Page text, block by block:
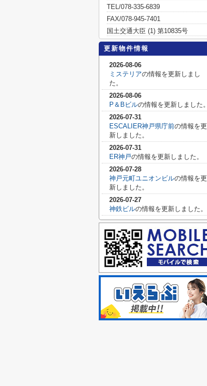
TEL/078-335-6839
FAX/078-945-7401
国土交通大臣 (1) 第10835号
更新物件情報
2026-08-06
ミステリアの情報を更新しまし
た。
2026-08-06
P＆Bビルの情報を更新しました。
2026-07-31
ESCALIER神戸県庁前の情報を更
新しました。
2026-07-31
ER神戸の情報を更新しました。
2026-07-28
神戸元町ユニオンビルの情報を更
新しました。
2026-07-27
神鉄ビルの情報を更新しました。